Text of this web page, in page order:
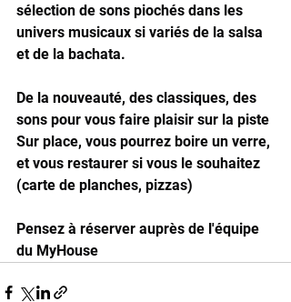
sélection de sons piochés dans les
univers musicaux si variés de la salsa
et de la bachata.
De la nouveauté, des classiques, des
sons pour vous faire plaisir sur la piste
Sur place, vous pourrez boire un verre,
et vous restaurer si vous le souhaitez
(carte de planches, pizzas)
Pensez à réserver auprès de l'équipe
du MyHouse